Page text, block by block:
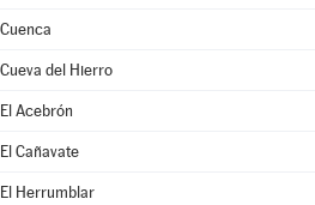
Cuenca
Cueva del Hierro
El Acebrón
El Cañavate
El Herrumblar